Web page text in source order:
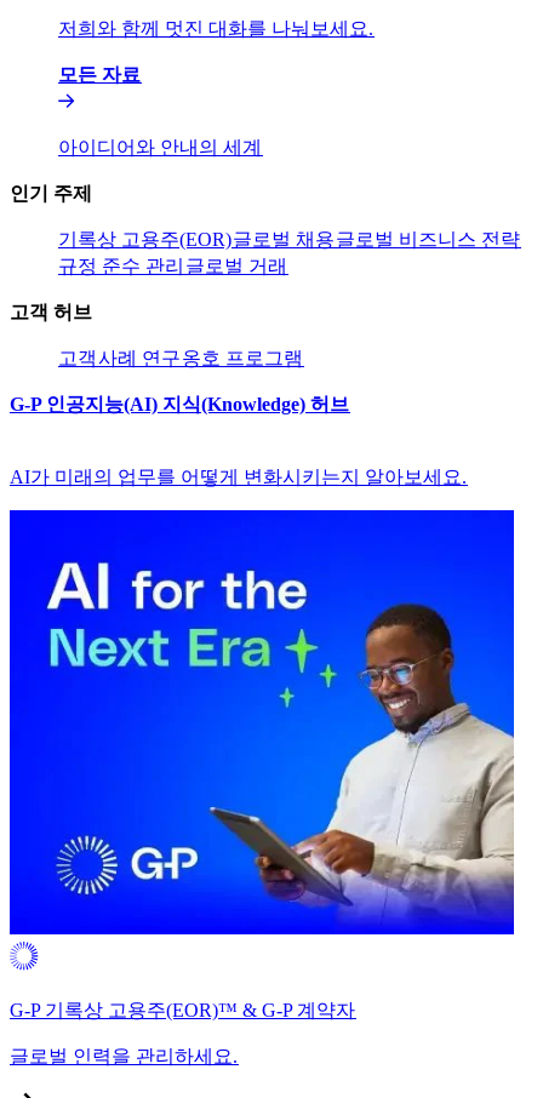
저희와 함께 멋진 대화를 나눠보세요.​​
모든 자료​​
아이디어와 안내의 세계​​
인기 주제​​
기록상 고용주(EOR)​​글로벌 채용​​글로벌 비즈니스 전략​​
규정 준수 관리​​ 글로벌 거래​​
고객 허브​​
고객​​사례 연구​​옹호 프로그램​​
G-P 인공지능(AI) 지식(Knowledge) 허브​​
AI가 미래의 업무를 어떻게 변화시키는지 알아보세요.​​
G-P 기록상 고용주(EOR)™ & G-P 계약자​​
글로벌 인력을 관리하세요.​​